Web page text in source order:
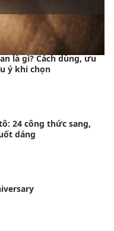
là gì? Cách dùng, ưu
ý khi chọn
24 công thức sang,
dáng